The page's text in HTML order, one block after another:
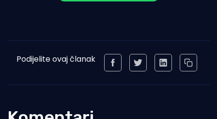
Podijelite ovaj članak